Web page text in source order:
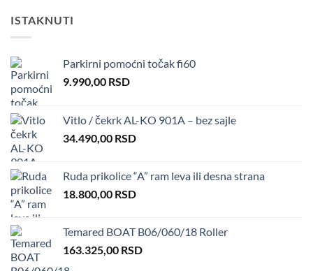
ISTAKNUTI
Parkirni pomoćni točak fi60
9.990,00 RSD
Vitlo / čekrk AL-KO 901A – bez sajle
34.490,00 RSD
Ruda prikolice “A” ram leva ili desna strana
18.800,00 RSD
Temared BOAT B06/060/18 Roller
163.325,00 RSD